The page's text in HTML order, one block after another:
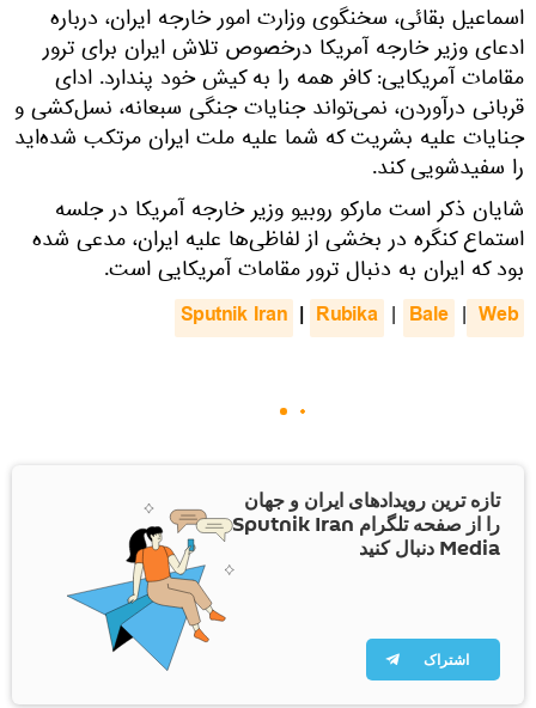
اسماعیل بقائی، سخنگوی وزارت امور خارجه ایران، درباره
ادعای وزیر خارجه آمریکا درخصوص تلاش ایران برای ترور
مقامات آمریکایی: کافر همه را به کیش خود پندارد. ادای
قربانی درآوردن، نمی‌تواند جنایات جنگی سبعانه، نسل‌کشی و
جنایات علیه بشریت که شما علیه ملت ایران مرتکب شده‌اید
را سفیدشویی کند.
شایان ذکر است مارکو روبیو وزیر خارجه آمریکا در جلسه
استماع کنگره در بخشی از لفاظی‌ها علیه ایران، مدعی شده
بود که ایران به دنبال ترور مقامات آمریکایی است.
Sputnik Iran | Rubika | Bale | Web
تازه ترین رویدادهای ایران و جهان
را از صفحه تلگرام Sputnik Iran
Media دنبال کنید
اشتراک